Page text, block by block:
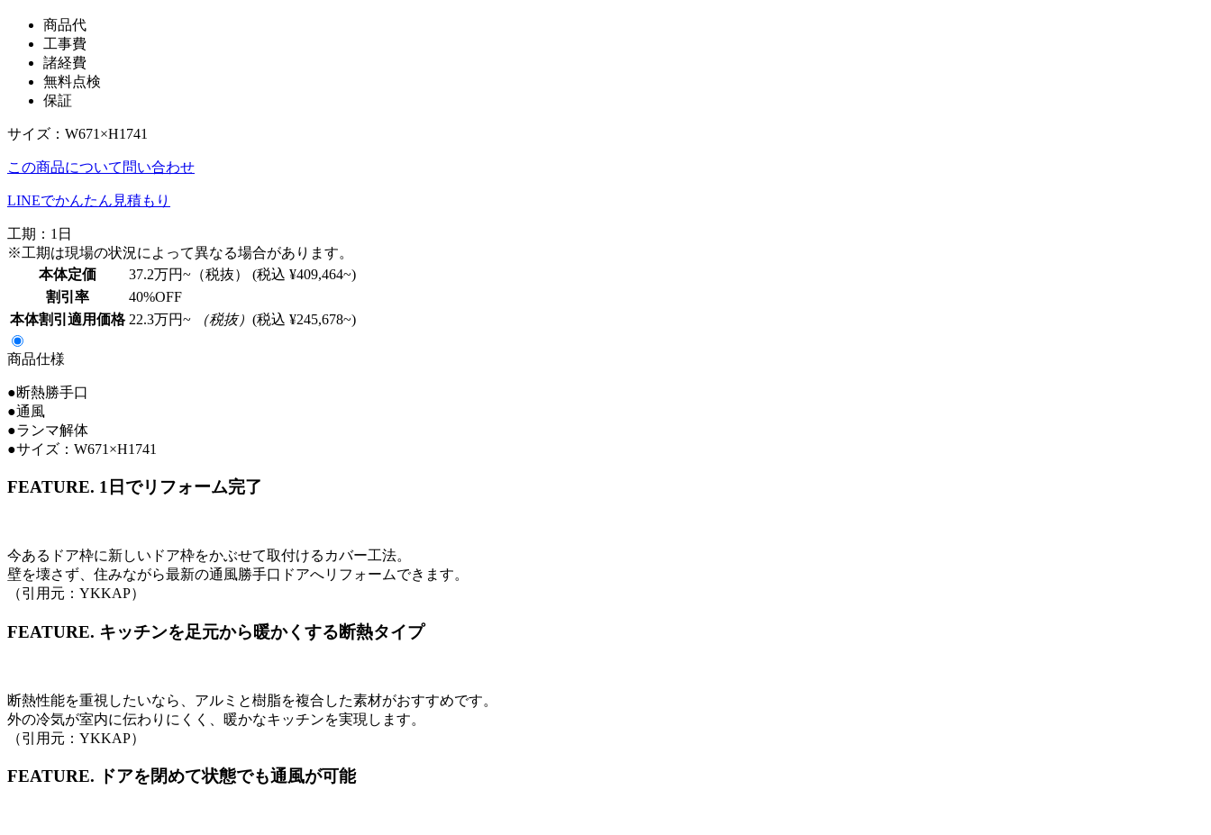
商品代
工事費
諸経費
無料点検
保証
サイズ：W671×H1741
この商品について問い合わせ
LINEでかんたん見積もり
工期：1日
※工期は現場の状況によって異なる場合があります。
本体定価
37.2万円~（税抜）
(税込 ¥409,464~)
割引率
40%OFF
本体割引適用価格 22.3万円~ （税抜） (税込 ¥245,678~)
商品仕様
●断熱勝手口
●通風
●ランマ解体
●サイズ：W671×H1741
FEATURE. 1日でリフォーム完了
今あるドア枠に新しいドア枠をかぶせて取付けるカバー工法。
壁を壊さず、住みながら最新の通風勝手口ドアへリフォームできます。
（引用元：YKKAP）
FEATURE. キッチンを足元から暖かくする断熱タイプ
断熱性能を重視したいなら、アルミと樹脂を複合した素材がおすすめです。
外の冷気が室内に伝わりにくく、暖かなキッチンを実現します。
（引用元：YKKAP）
FEATURE. ドアを閉めて状態でも通風が可能